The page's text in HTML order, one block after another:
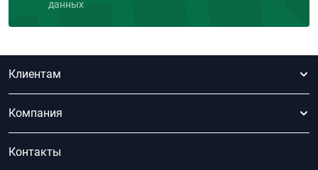
данных
Клиентам
Компания
Контакты